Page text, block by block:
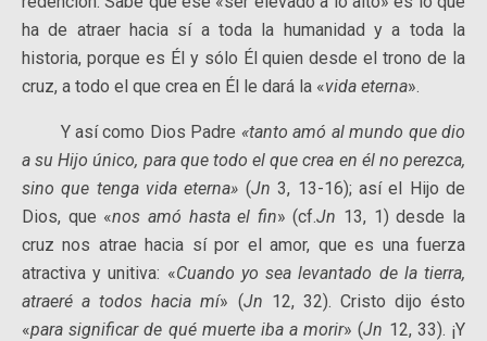
ha de atraer hacia sí a toda la humanidad y a toda la
historia, porque es Él y sólo Él quien desde el trono de la
cruz, a todo el que crea en Él le dará la «vida eterna».
Y así como Dios Padre «tanto amó al mundo que dio
a su Hijo único, para que todo el que crea en él no perezca,
sino que tenga vida eterna» (Jn 3, 13-16); así el Hijo de
Dios, que «nos amó hasta el fin» (cf.Jn 13, 1) desde la
cruz nos atrae hacia sí por el amor, que es una fuerza
atractiva y unitiva: «Cuando yo sea levantado de la tierra,
atraeré a todos hacia mí» (Jn 12, 32). Cristo dijo ésto
«para significar de qué muerte iba a morir» (Jn 12, 33). ¡Y